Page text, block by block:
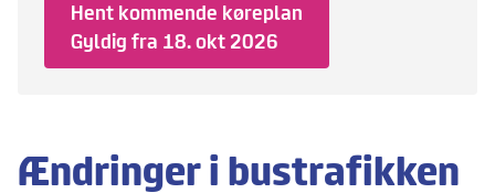
Hent kommende køreplan
Gyldig fra 18. okt 2026
Ændringer i bustrafikken